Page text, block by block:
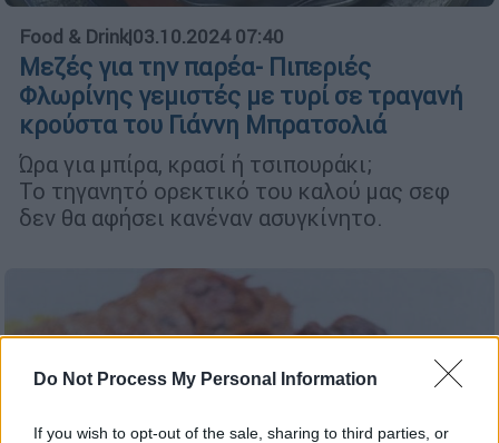
Do Not Process My Personal Information
If you wish to opt-out of the sale, sharing to third parties, or
Food & Drink|03.10.2024 07:40
Μεζές για την παρέα- Πιπεριές
Φλωρίνης γεμιστές με τυρί σε τραγανή
κρούστα του Γιάννη Μπρατσολιά
Ώρα για μπίρα, κρασί ή τσιπουράκι;
Το τηγανητό ορεκτικό του καλού μας σεφ
δεν θα αφήσει κανέναν ασυγκίνητο.